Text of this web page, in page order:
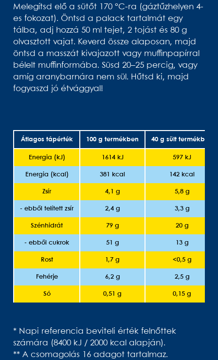
Melegítsd elő a sütőt 170 °C-ra (gáztűzhelyen 4-
es fokozat). Öntsd a palack tartalmát egy
tálba, adj hozzá 50 ml tejet, 2 tojást és 80 g
olvasztott vajat. Keverd össze alaposan, majd
öntsd a masszát kivajazott vagy muffinpapírral
bélelt muffinformába. Süsd 20–25 percig, vagy
amíg aranybarnára nem sül. Hűtsd ki, majd
fogyaszd jó étvággyal!
Átlagos tápérték 100 g termékben 40 g sült termékben
Energia (kJ) 1614 kJ 597 kJ
Energia (kcal) 381 kcal 142 kcal
Zsír 4,1 g 5,8 g
- ebből telített zsír 2,4 g 3,3 g
Szénhidrát 79 g 20 g
- ebből cukrok 51 g 13 g
Rost 1,7 g <0,5 g
Fehérje 6,2 g 2,5 g
Só 0,51 g 0,15 g
* Napi referencia beviteli érték felnőttek
számára (8400 kJ / 2000 kcal alapján).
** A csomagolás 16 adagot tartalmaz.